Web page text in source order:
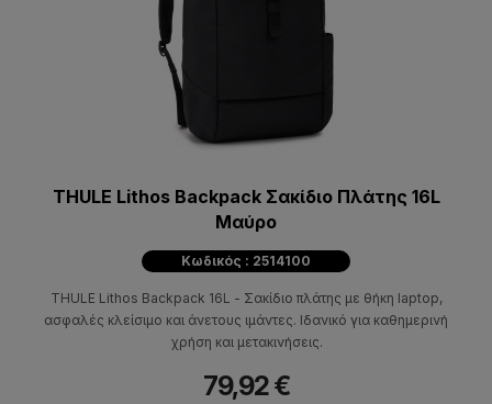
THULE Lithos Backpack Σακίδιο Πλάτης 16L
Μαύρο
Κωδικός : 2514100
THULE Lithos Backpack 16L - Σακίδιο πλάτης με θήκη laptop,
ασφαλές κλείσιμο και άνετους ιμάντες. Ιδανικό για καθημερινή
χρήση και μετακινήσεις.
79,92 €